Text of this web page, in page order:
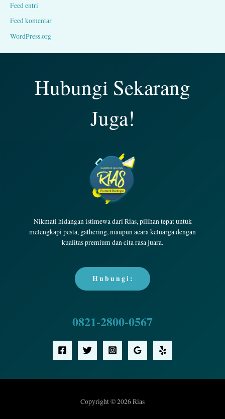
Feed entri
Feed komentar
WordPress.org
Hubungi Sekarang
Juga!
Nikmati hidangan istimewa dari Rias, pilihan tepat untuk
melengkapi pesta, gathering, maupun acara keluarga dengan
kualitas premium dan cita rasa juara.
H u b u n g i :
0821-2800-0567
Copyright © 2026 Rias